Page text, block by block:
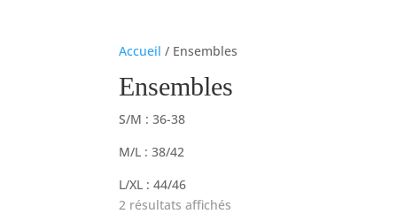
Accueil / Ensembles
Ensembles
S/M : 36-38
M/L : 38/42
L/XL : 44/46
2 résultats affichés